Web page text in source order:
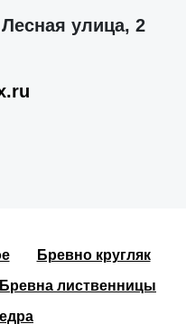
Лесная улица, 2
Бревно кругляк
Бревна лиственницы